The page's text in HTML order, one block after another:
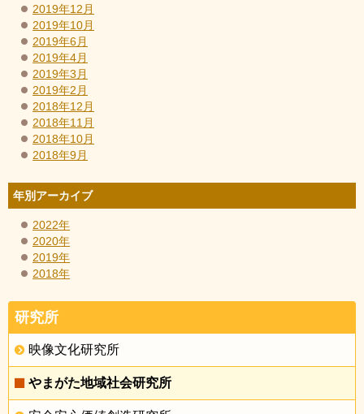
2019年12月
2019年10月
2019年6月
2019年4月
2019年3月
2019年2月
2018年12月
2018年11月
2018年10月
2018年9月
年別アーカイブ
2022年
2020年
2019年
2018年
研究所
映像文化研究所
やまがた地域社会研究所